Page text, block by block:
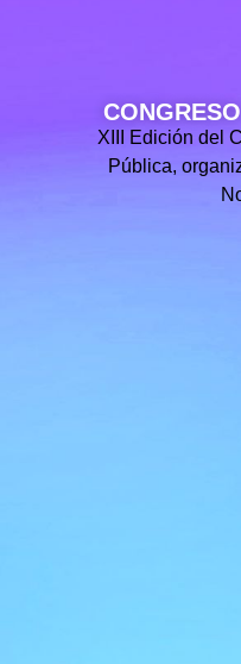
XIII Edición del
Pública,